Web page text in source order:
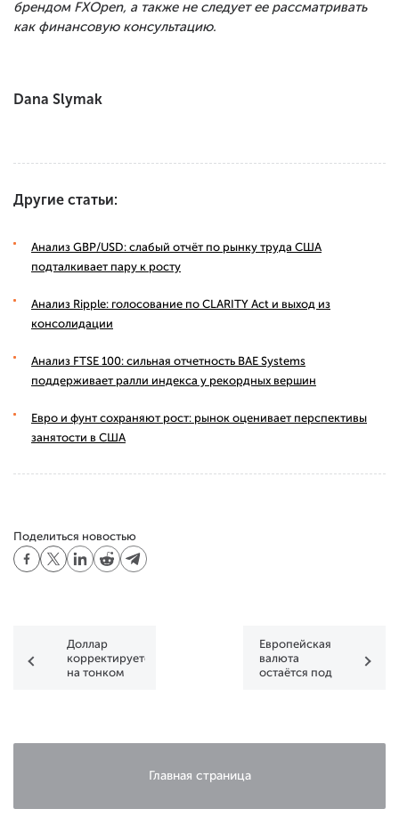
брендом FXOpen, а также не следует ее рассматривать
как финансовую консультацию.
Dana Slymak
Другие статьи:
Анализ GBP/USD: слабый отчёт по рынку труда США
подталкивает пару к росту
Анализ Ripple: голосование по CLARITY Act и выход из
консолидации
Анализ FTSE 100: сильная отчетность BAE Systems
поддерживает ралли индекса у рекордных вершин
Евро и фунт сохраняют рост: рынок оценивает перспективы
занятости в США
Поделиться новостью
Доллар
корректируется
на тонком
Европейская
валюта
остаётся под
Главная страница